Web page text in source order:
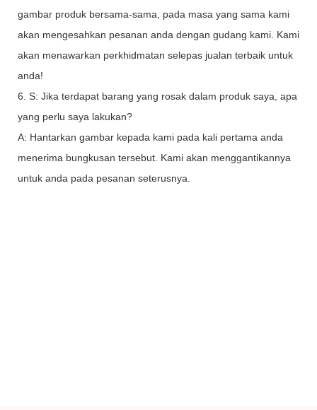
gambar produk bersama-sama, pada masa yang sama kami
akan mengesahkan pesanan anda dengan gudang kami. Kami
akan menawarkan perkhidmatan selepas jualan terbaik untuk
anda!
6. S: Jika terdapat barang yang rosak dalam produk saya, apa
yang perlu saya lakukan?
A: Hantarkan gambar kepada kami pada kali pertama anda
menerima bungkusan tersebut. Kami akan menggantikannya
untuk anda pada pesanan seterusnya.